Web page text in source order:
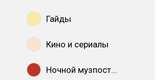
Гайды
Кино и сериалы
Ночной музпостинг